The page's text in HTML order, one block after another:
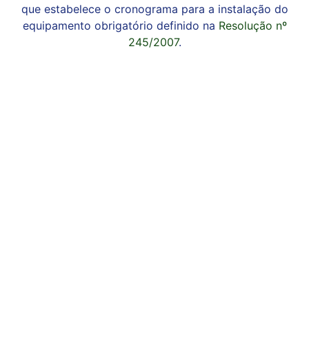
que estabelece o cronograma para a instalação do
equipamento obrigatório definido na Resolução nº
245/2007.